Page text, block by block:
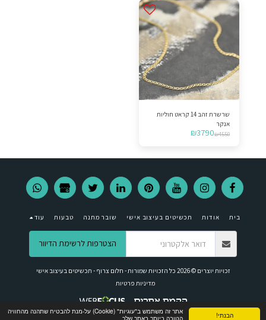
הבנתי!
אתר זה משתמש ב"עוגיות" (Cookie) על-מנת להבטיח שתהנה מהחוויה
הטובה ביותר באתר שלך.
שרשרת זהב 14 קראט חוליות
אנקר
₪4550
₪3790
בית אודות תכשיטים בעיצוב אישי שובר מתנה טבעות עוד
הצטרפות לרשימת הדיוור
זכויות יוצרים © 2026 כל הזכויות שמורות -
חלום צרוף - תכשיטים בעיצוב אישי
מדיניות פרטיות